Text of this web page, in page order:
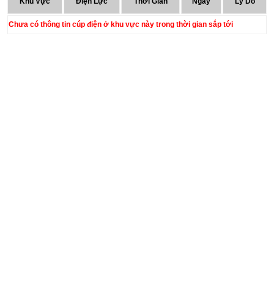
Chưa có thông tin cúp điện ở khu vực này trong thời gian sắp tới